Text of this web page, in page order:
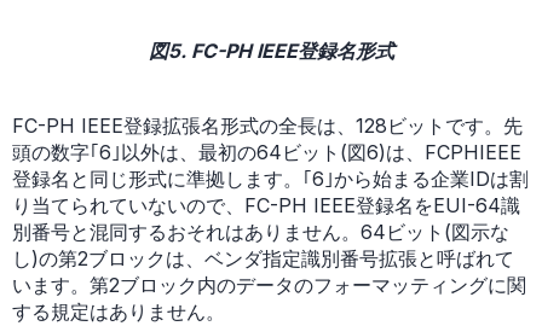
図5. FC-PH IEEE登録名形式
FC-PH IEEE登録拡張名形式の全長は、128ビットです。先
頭の数字｢6｣以外は、最初の64ビット(図6)は、FCPHIEEE
登録名と同じ形式に準拠します。｢6｣から始まる企業IDは割
り当てられていないので、FC-PH IEEE登録名をEUI-64識
別番号と混同するおそれはありません。64ビット(図示な
し)の第2ブロックは、ベンダ指定識別番号拡張と呼ばれて
います。第2ブロック内のデータのフォーマッティングに関
する規定はありません。